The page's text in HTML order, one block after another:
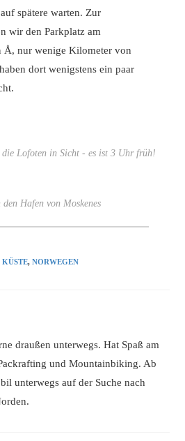
spätere warten. Zur
wir den Parkplatz am
Å, nur wenige Kilometer von
dort wenigstens ein paar
die Lofoten in Sicht - es ist 3 Uhr früh!
Hafen von Moskenes
KÜSTE, NORWEGEN
draußen unterwegs. Hat Spaß am
und Mountainbiking. Ab
unterwegs auf der Suche nach